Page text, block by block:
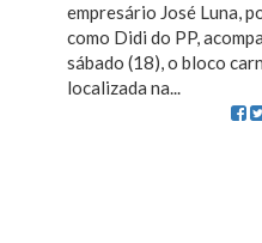
empresário José Luna,
como Didi do PP,
sábado (18), o bloco
localizada na...